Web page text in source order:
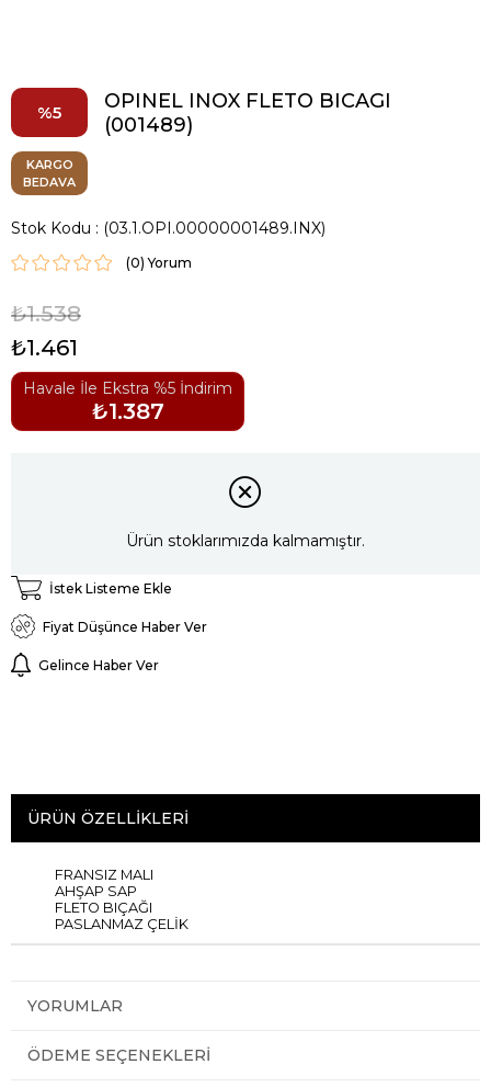
5
OPINEL INOX FLETO BICAGI
(001489)
KARGO
BEDAVA
Stok Kodu (03.1.OPI.00000001489.INX)
(0)
₺1.538
₺1.461
Havale İle Ekstra %5 İndirim
₺1.387
Ürün stoklarımızda kalmamıştır.
İstek Listeme Ekle
Fiyat Düşünce Haber Ver
Gelince Haber Ver
ÜRÜN ÖZELLIKLERI
FRANSIZ MALI
AHŞAP SAP
FLETO BIÇAĞI
PASLANMAZ ÇELİK
YORUMLAR
ÖDEME SEÇENEKLERI